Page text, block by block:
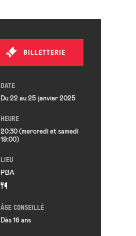
DATE
Du 22 au 25 janvier 2025
HEURE
20:30 (mercredi et samedi
19:00)
LIEU
PBA
ÂGE CONSEILLÉ
Dès 16 ans
BILLETTERIE